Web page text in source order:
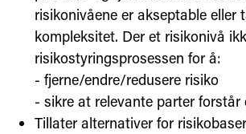
risikonivåene er akseptable eller
kompleksitet. Der et risikonivå
risikostyringsprosessen for å:
- fjerne/endre/redusere risiko
- sikre at relevante parter
Tillater alternativer for